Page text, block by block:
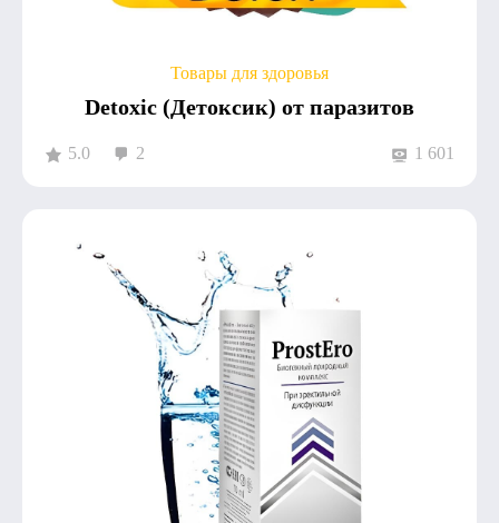
Товары для здоровья
Detoxic (Детоксик) от паразитов
5.0 2 1 601